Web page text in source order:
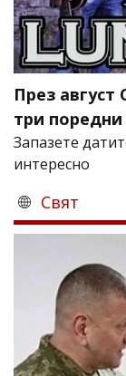
През
три
Запазете
интересно
Свят